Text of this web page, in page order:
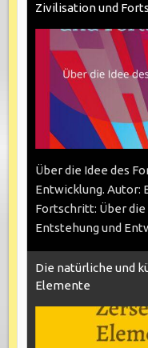
Zivilisation und
Über die Idee des
Entwicklung. Autor:
Fortschritt: Über
Entstehung und
Die natürliche und
Elemente